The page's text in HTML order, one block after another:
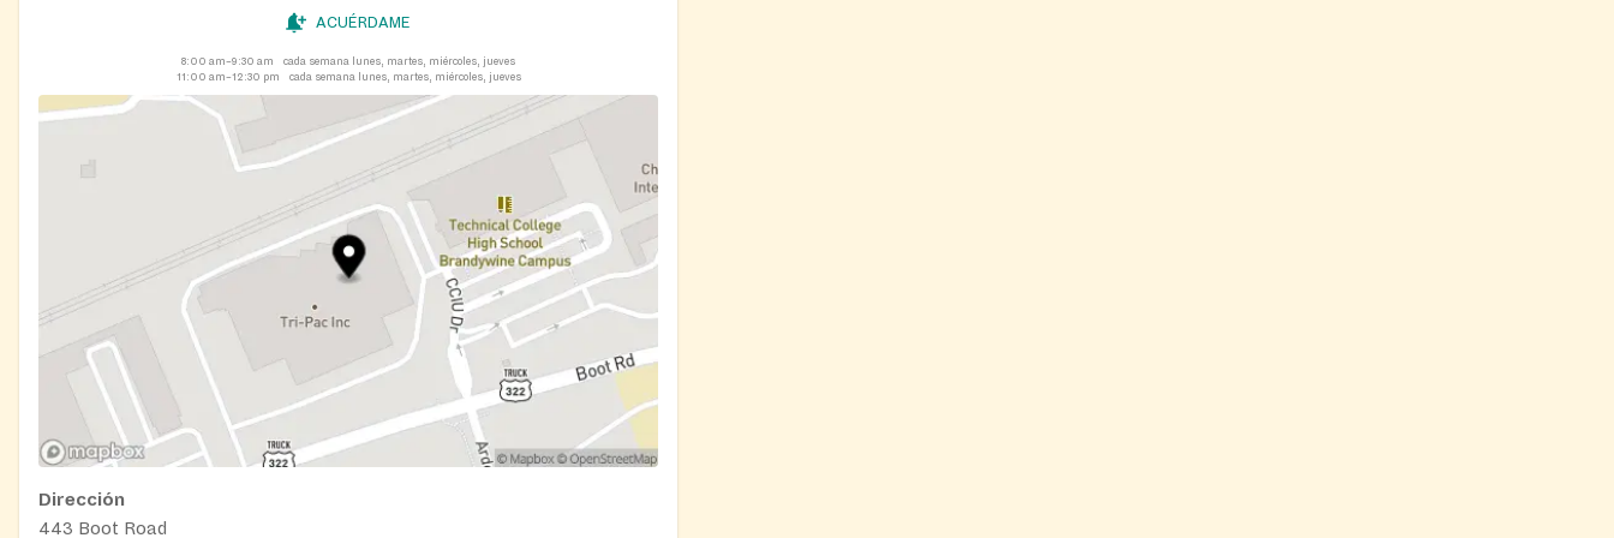
ACUÉRDAME
8:00 am–9:30 am
cada semana lunes, martes, miércoles, jueves
11:00 am–12:30 pm
cada semana lunes, martes, miércoles, jueves
Dirección
443 Boot Road